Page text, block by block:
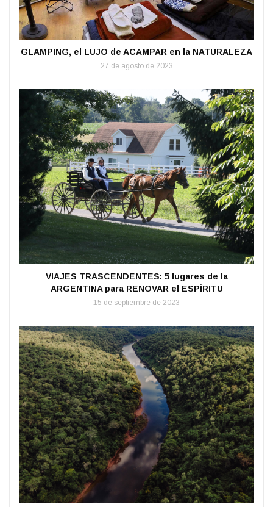
GLAMPING, el LUJO de ACAMPAR en la NATURALEZA
27 de agosto de 2023
VIAJES TRASCENDENTES: 5 lugares de la
ARGENTINA para RENOVAR el ESPÍRITU
15 de septiembre de 2023